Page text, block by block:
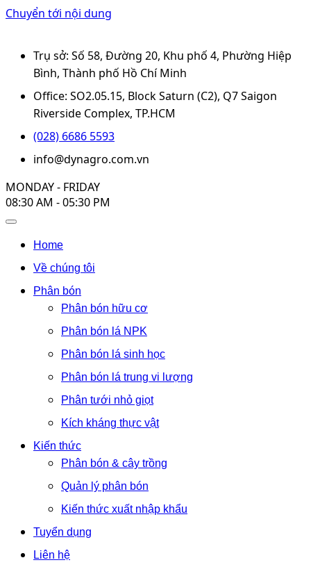
Chuyển tới nội dung
Trụ sở: Số 58, Đường 20, Khu phố 4, Phường Hiệp
Bình, Thành phố Hồ Chí Minh
Office: SO2.05.15, Block Saturn (C2), Q7 Saigon
Riverside Complex, TP.HCM
(028) 6686 5593
info@dynagro.com.vn
MONDAY - FRIDAY
08:30 AM - 05:30 PM
Home
Về chúng tôi
Phân bón
Phân bón hữu cơ
Phân bón lá NPK
Phân bón lá sinh học
Phân bón lá trung vi lượng
Phân tưới nhỏ giọt
Kích kháng thực vật
Kiến thức
Phân bón & cây trồng
Quản lý phân bón
Kiến thức xuất nhập khẩu
Tuyển dụng
Liên hệ